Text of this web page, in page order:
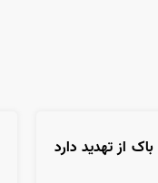
باک از تهدید دارد